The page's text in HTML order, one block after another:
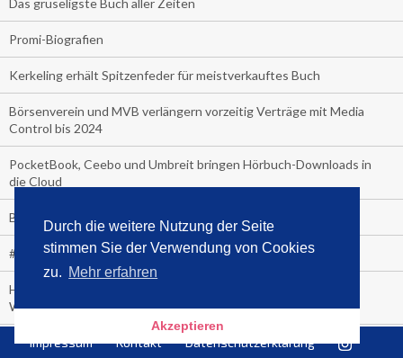
Durch die weitere Nutzung der Seite
stimmen Sie der Verwendung von Cookies
zu. Mehr erfahren
Akzeptieren
Das gruseligste Buch aller Zeiten
Promi-Biografien
Kerkeling erhält Spitzenfeder für meistverkauftes Buch
Börsenverein und MVB verlängern vorzeitig Verträge mit Media
Control bis 2024
PocketBook, Ceebo und Umbreit bringen Hörbuch-Downloads in
die Cloud
Bella Bella
#1-Bestseller: "Das ist Alpha!" von Kollegah
Hammer! "Fear: Trump in the White House" (auf Englisch) von
Watergate-Urgestein
Wie alt sind die TV-Zuschauer
Impressum Kontakt Datenschutzerklärung